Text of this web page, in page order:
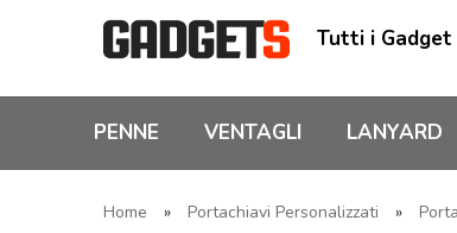
Tutti i
PENNE VENTAGLI LANYARD
Home » Portachiavi Personalizzati »